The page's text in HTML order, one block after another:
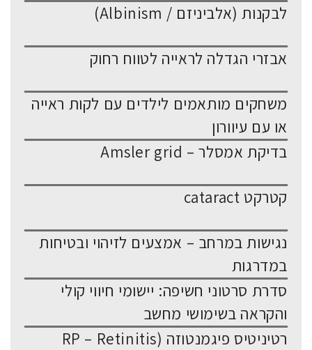
לבקנות (אלביניזם / Albinism)
אבזרי הגדלה לראייה לטווח רחוק
משחקים מותאמים לילדים עם לקות ראייה
או עם עיוורון
בדיקת אמסלר – Amsler grid
קטרקט cataract
נגישות במרחב – אמצעים לזיהוי ובטיחות
במדרגות
סדרת סרטוני חשיפה: יישומי חיווי קולי
והקראה בשימושי מחשב
רטיניטיס פיגמנטוזה (RP – Retinitis